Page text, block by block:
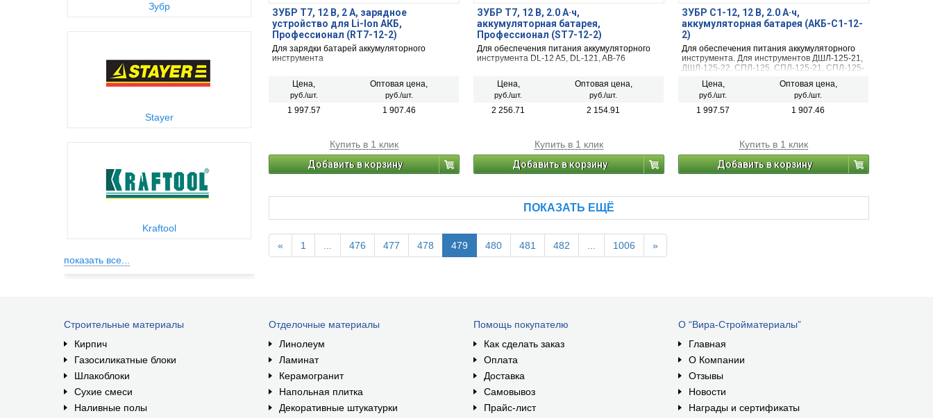
Зубр
Stayer
Kraftool
показать все...
ЗУБР T7, 12 В, 2 А, зарядное
устройство для Li-Ion АКБ,
Профессионал (RT7-12-2)
Для зарядки батарей аккумуляторного
инструмента
Цена,
руб./шт.
Оптовая цена,
руб./шт.
1 997.57 1 907.46
Купить в 1 клик
Добавить в корзину
ЗУБР T7, 12 В, 2.0 А·ч,
аккумуляторная батарея,
Профессионал (ST7-12-2)
Для обеспечения питания аккумуляторного
инструмента DL-12 A5, DL-121, AB-76
Цена,
руб./шт.
Оптовая цена,
руб./шт.
2 256.71 2 154.91
Купить в 1 клик
Добавить в корзину
ЗУБР С1-12, 12 В, 2.0 А·ч,
аккумуляторная батарея (АКБ-С1-12-
2)
Для обеспечения питания аккумуляторного
инструмента. Для ин­стру­мен­тов ДШЛ-125-21,
ДШЛ-125-22, СПЛ-125, СПЛ-125-21, СПЛ-125-
Цена,
руб./шт.
Оптовая цена,
руб./шт.
1 997.57 1 907.46
Купить в 1 клик
Добавить в корзину
ПОКАЗАТЬ ЕЩЁ
« 1 476 477 478 479 480 481 482 1006 »
Строительные материалы
Кирпич
Газосиликатные блоки
Шлакоблоки
Сухие смеси
Наливные полы
Отделочные материалы
Линолеум
Ламинат
Керамогранит
Напольная плитка
Декоративные штукатурки
Помощь покупателю
Как сделать заказ
Оплата
Доставка
Самовывоз
Прайс-лист
О “Вира-Стройматериалы”
Главная
О Компании
Отзывы
Новости
Награды и сертификаты